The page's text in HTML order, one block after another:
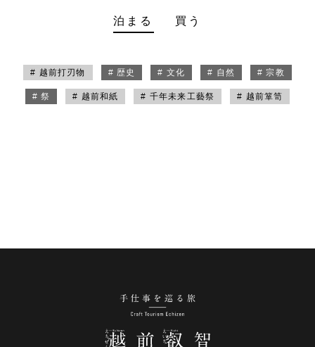
泊まる 買う
# 越前打刃物 # 歴史 # 文化 # 自然 # 宗教
# 祭 # 越前和紙 # 千年未来工藝祭 # 越前箪笥